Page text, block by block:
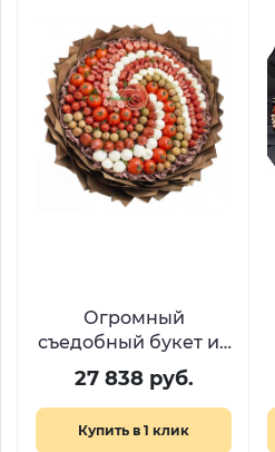
Огромный
съедобный букет из
деликатесов
«Средиземноморье»
27 838 руб.
Купить в 1 клик